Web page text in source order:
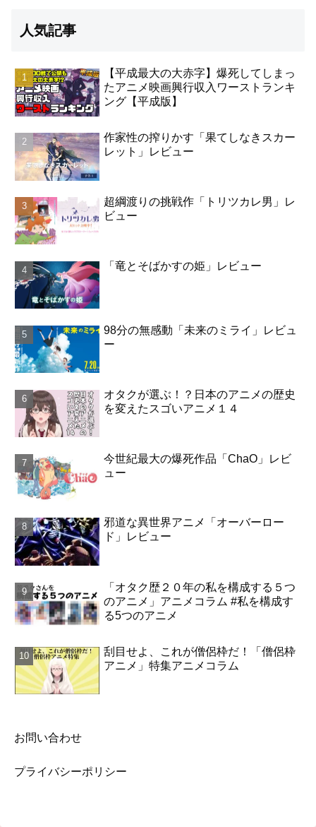
人気記事
【平成最大の大赤字】爆死してしまっ
たアニメ映画興行収入ワーストランキ
ング【平成版】
作家性の搾りかす「果てしなきスカー
レット」レビュー
超綱渡りの挑戦作「トリツカレ男」レ
ビュー
「竜とそばかすの姫」レビュー
98分の無感動「未来のミライ」レビュ
ー
オタクが選ぶ！？日本のアニメの歴史
を変えたスゴいアニメ１４
今世紀最大の爆死作品「ChaO」レビ
ュー
邪道な異世界アニメ「オーバーロー
ド」レビュー
「オタク歴２０年の私を構成する５つ
のアニメ」アニメコラム #私を構成す
る5つのアニメ
刮目せよ、これが僧侶枠だ！「僧侶枠
アニメ」特集アニメコラム
お問い合わせ
プライバシーポリシー